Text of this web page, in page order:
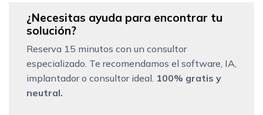
¿Necesitas ayuda para encontrar tu
solución?
Reserva 15 minutos con un consultor
especializado. Te recomendamos el software, IA,
implantador o consultor ideal. 100% gratis y
neutral.